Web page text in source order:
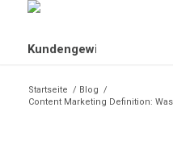
Startseite / Blog /
Content Marketing Definition: